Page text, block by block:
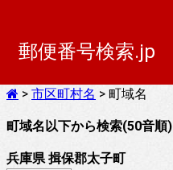
郵便番号検索.jp
> 市区町村名 > 町域名
町域名以下から検索(50音順)
兵庫県 揖保郡太子町